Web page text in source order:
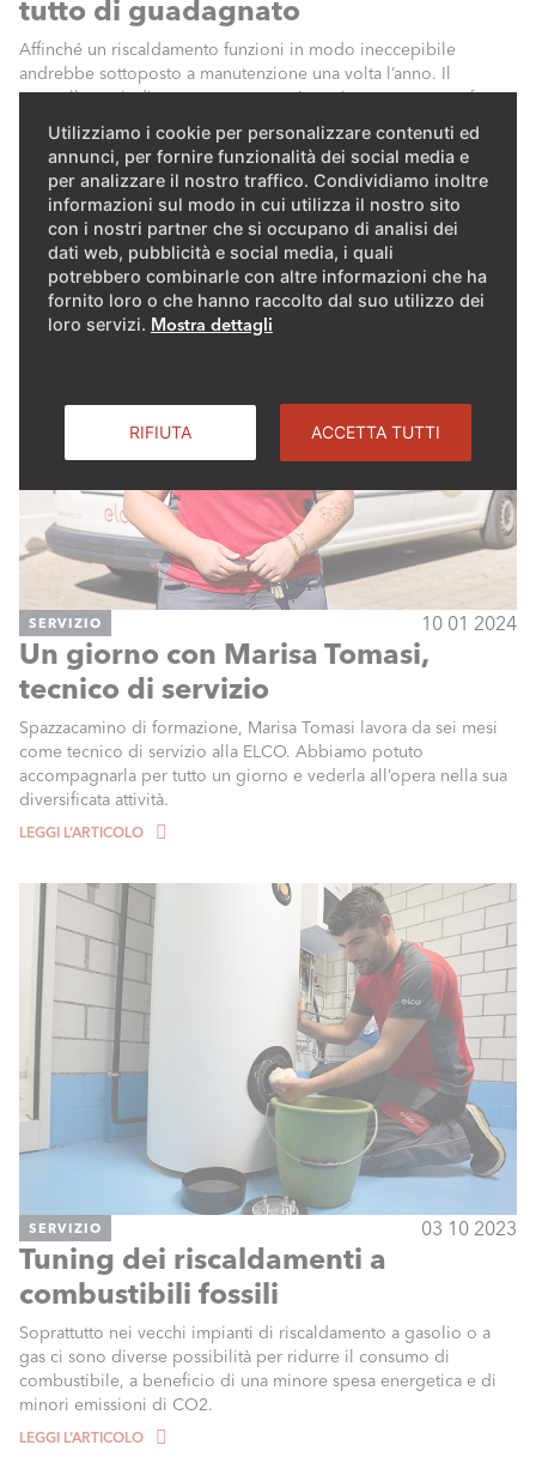
Utilizziamo i cookie per personalizzare contenuti ed
annunci, per fornire funzionalità dei social media e
per analizzare il nostro traffico. Condividiamo inoltre
informazioni sul modo in cui utilizza il nostro sito
con i nostri partner che si occupano di analisi dei
dati web, pubblicità e social media, i quali
potrebbero combinarle con altre informazioni che ha
fornito loro o che hanno raccolto dal suo utilizzo dei
loro servizi. Mostra dettagli
RIFIUTA ACCETTA TUTTI
tutto di guadagnato
Affinché un riscaldamento funzioni in modo ineccepibile
andrebbe sottoposto a manutenzione una volta l’anno. Il
controllo periodico porta una maggiore sicurezza, un comfort
affidabile e aiuta a evitare spiacevoli sorprese. Permette inoltre
di aumentare l’efficienza dell’impianto e garantisce così un
funzionamento economico. Questo vale sia per le caldaie a
gasolio e gas, sia per le termopompe.
LEGGI L’ARTICOLO
SERVIZIO 10 01 2024
Un giorno con Marisa Tomasi,
tecnico di servizio
Spazzacamino di formazione, Marisa Tomasi lavora da sei mesi
come tecnico di servizio alla ELCO. Abbiamo potuto
accompagnarla per tutto un giorno e vederla all’opera nella sua
diversificata attività.
LEGGI L’ARTICOLO
SERVIZIO 03 10 2023
Tuning dei riscaldamenti a
combustibili fossili
Soprattutto nei vecchi impianti di riscaldamento a gasolio o a
gas ci sono diverse possibilità per ridurre il consumo di
combustibile, a beneficio di una minore spesa energetica e di
minori emissioni di CO2.
LEGGI L’ARTICOLO